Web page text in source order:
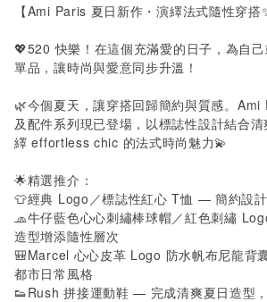
【Ami Paris 夏日新作・演繹法式隨性穿搭
💖520快樂！在這個充滿愛的日子，為自
單品，讓時尚與愛意同步升溫！
🌿今個夏天，讓穿搭回歸簡約與質感。 Ami
及配件系列現已登場 ，以標誌性設計結合
繹 effortless chic 的法式時尚魅力💫
🌟精選推介：
👕經典 Logo／標誌性紅心 T恤 — 簡約設
🧢牛仔藍色心心刺繡棒球帽／紅色刺繡
造型增添隨性層次
🎒Marcel 心心皮革 Logo 防水帆布尼龍背
都市日常風格
👟Rush 拼接運動鞋 — 完成清爽夏日造型